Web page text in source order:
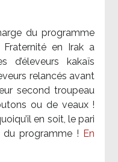
du programme
en Irak a
d’éleveurs kakaïs
relancés avant
second troupeau
ou de veaux !
en soit, le pari
programme ! En